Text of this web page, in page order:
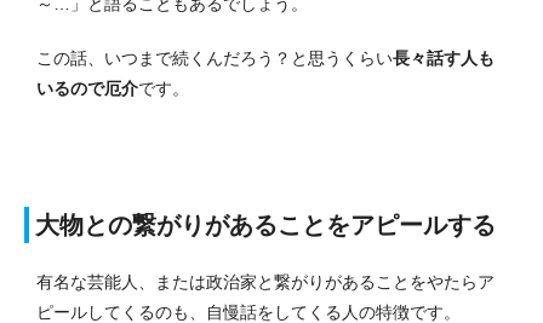
この話、いつまで続くんだろう？と思うくらい長々話す人も
いるので厄介です。
大物との繋がりがあることをアピールする
有名な芸能人、または政治家と繋がりがあることをやたらア
ピールしてくるのも、自慢話をしてくる人の特徴です。